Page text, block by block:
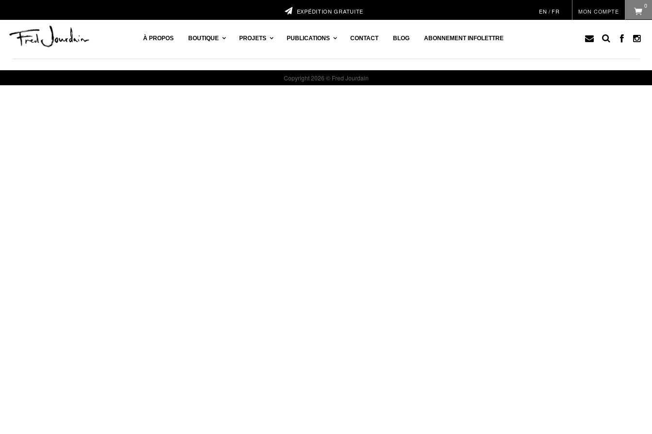
EXPÉDITION GRATUITE MON COMPTE
EN / FR
0
À PROPOS BOUTIQUE PROJETS PUBLICATIONS CONTACT BLOG ABONNEMENT INFOLETTRE
Copyright 2026 © Fred Jourdain